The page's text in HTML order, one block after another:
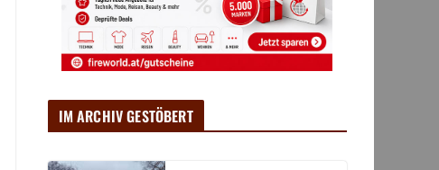
IM ARCHIV GESTÖBERT